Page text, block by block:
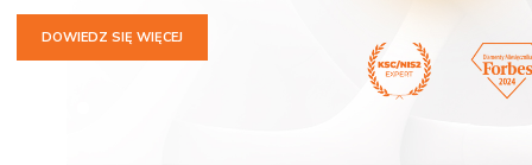
DOWIEDZ SIĘ WIĘCEJ